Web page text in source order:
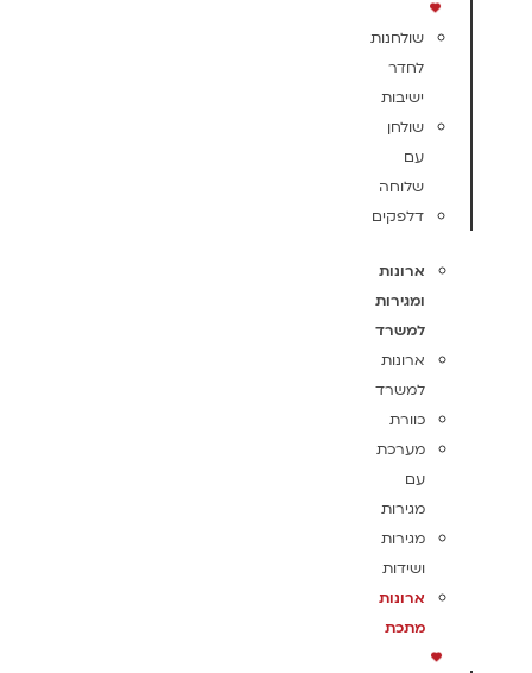
שולחנות
לחדר
ישיבות
שולחן
עם
שלוחה
דלפקים
ארונות
ומגירות
למשרד
ארונות
למשרד
כוורת
מערכת
עם
מגירות
מגירות
ושידות
ארונות
מתכת